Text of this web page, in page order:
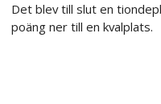
Det blev till slut en
poäng ner till en kvalplats.